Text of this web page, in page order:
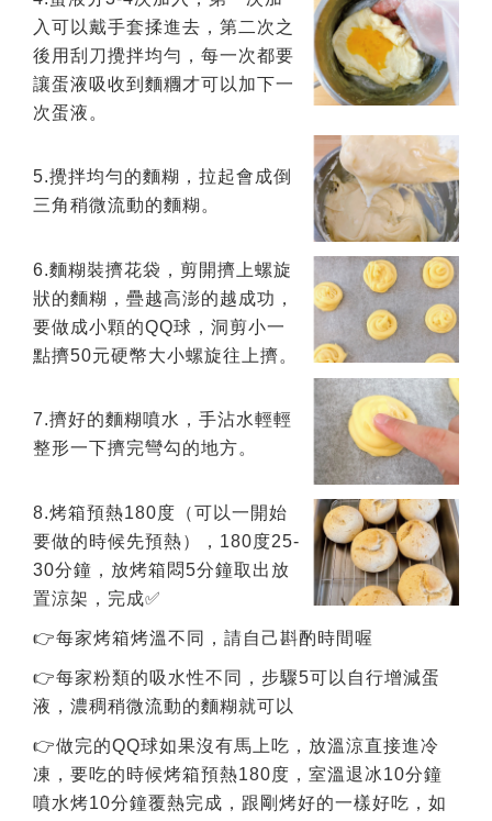
入可以戴手套揉進去，第二次之
後用刮刀攪拌均勻，每一次都要
讓蛋液吸收到麵糰才可以加下一
次蛋液。
5.攪拌均勻的麵糊，拉起會成倒
三角稍微流動的麵糊。
6.麵糊裝擠花袋，剪開擠上螺旋
狀的麵糊，疊越高澎的越成功，
要做成小顆的QQ球，洞剪小一
點擠50元硬幣大小螺旋往上擠。
7.擠好的麵糊噴水，手沾水輕輕
整形一下擠完彎勾的地方。
8.烤箱預熱180度（可以一開始
要做的時候先預熱），180度25-
30分鐘，放烤箱悶5分鐘取出放
置涼架，完成✅
👉每家烤箱烤溫不同，請自己斟酌時間喔
👉每家粉類的吸水性不同，步驟5可以自行增減蛋
液，濃稠稍微流動的麵糊就可以
👉做完的QQ球如果沒有馬上吃，放溫涼直接進冷
凍，要吃的時候烤箱預熱180度，室溫退冰10分鐘
噴水烤10分鐘覆熱完成，跟剛烤好的一樣好吃，如